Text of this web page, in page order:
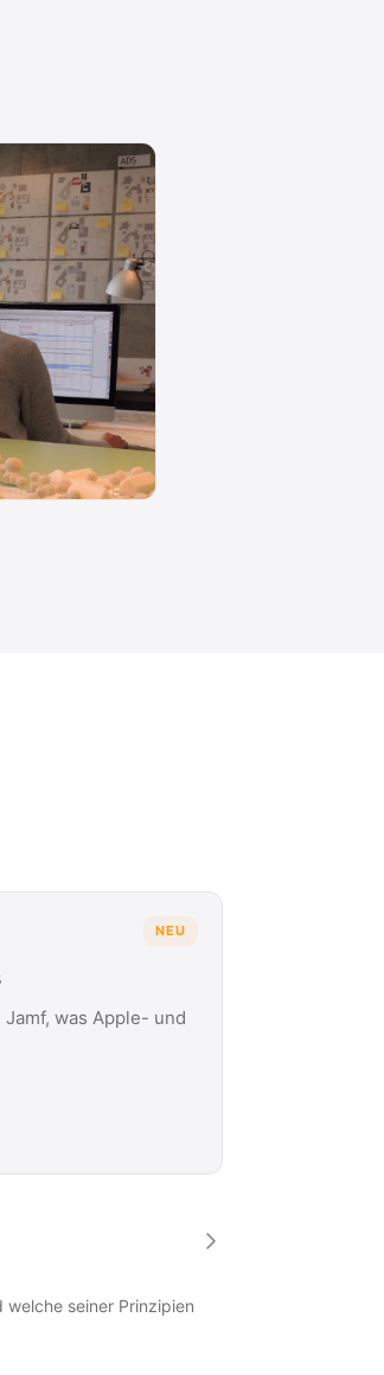
PROJEKTMANAGEMENT-LEITFÄDEN
Methoden und Werkzeuge für Ihre
METHODE 01
Gantt Charts
Was ein Gantt-Diagramm ist, wie Sie
eines erstellen und welche Tools sich
2026 …
NEU
was Apple- und
seiner Prinzipien